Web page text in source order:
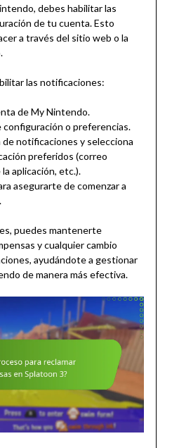
debes habilitar las
de tu cuenta. Esto
a través del sitio web o la
las notificaciones:
de My Nintendo.
configuración o preferencias.
notificaciones y selecciona
preferidos (correo
aplicación, etc.).
asegurarte de comenzar a
puedes mantenerte
y cualquier cambio
ayudándote a gestionar
de manera más efectiva.